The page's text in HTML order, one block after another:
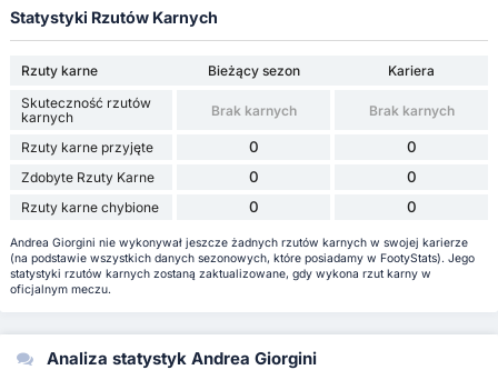
Statystyki Rzutów Karnych
Rzuty karne Bieżący sezon
Kariera
Skuteczność rzutów
karnych
Brak karnych Brak karnych
Rzuty karne przyjęte 0 0
Zdobyte Rzuty Karne 0 0
Rzuty karne chybione 0 0
Andrea Giorgini nie wykonywał jeszcze żadnych rzutów karnych w swojej karierze
(na podstawie wszystkich danych sezonowych, które posiadamy w FootyStats). Jego
statystyki rzutów karnych zostaną zaktualizowane, gdy wykona rzut karny w
oficjalnym meczu.
Analiza statystyk Andrea Giorgini